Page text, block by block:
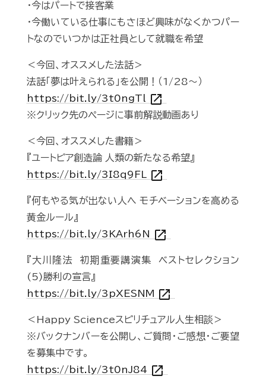
・今はパートで接客業
・今働いている仕事にもさほど興味がなくかつパー
トなのでいつかは正社員として就職を希望
＜今回、オススメした法話＞
法話「夢は叶えられる」を公開！（1/28～）
https://bit.ly/3t0ngTl open_in_new
※クリック先のページに事前解説動画あり
＜今回、オススメした書籍＞
『ユートピア創造論 人類の新たなる希望』
https://bit.ly/3I8q9FL open_in_new
『何もやる気が出ない人へ モチベーションを高める
黄金ルール』
https://bit.ly/3KArh6N open_in_new
『大川隆法 初期重要講演集 ベストセレクション
(5)勝利の宣言』
https://bit.ly/3pXESNM open_in_new
＜Happy Scienceスピリチュアル人生相談＞
※バックナンバーを公開し、ご質問・ご感想・ご要望
を募集中です。
https://bit.ly/3t0nJ84 open_in_new